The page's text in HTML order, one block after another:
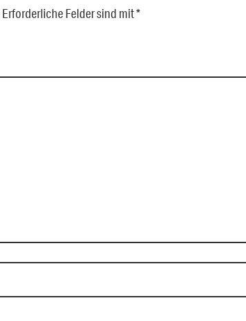
Erforderliche Felder sind mit*